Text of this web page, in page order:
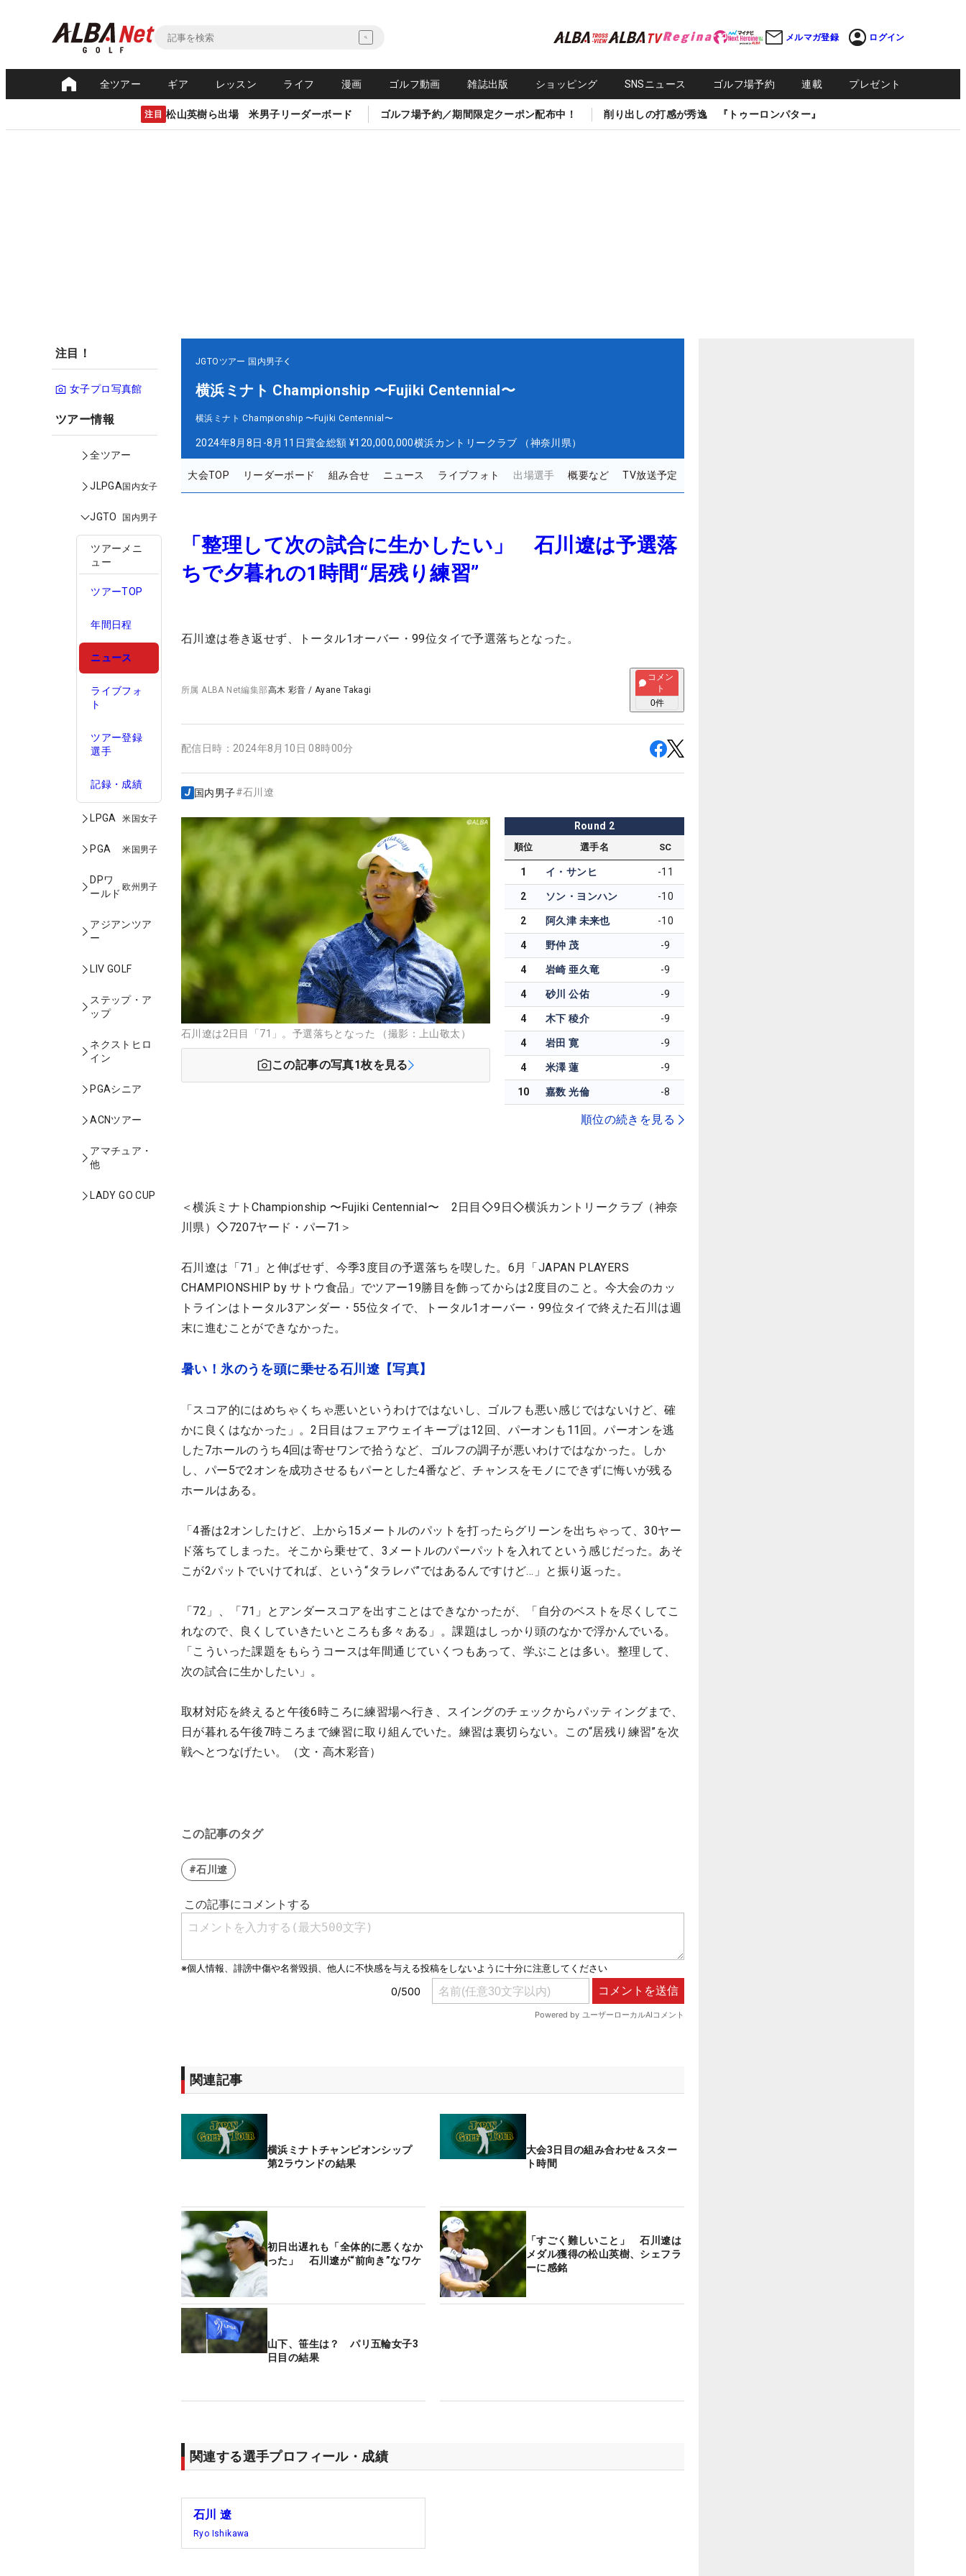
メルマガ登録 ログイン
全ツアー ギア レッスン ライフ 漫画 ゴルフ動画 雑誌出版 ショッピング SNSニュース ゴルフ場予約 連載 プレゼント
注目 松山英樹ら出場 米男子リーダーボード ゴルフ場予約／期間限定クーポン配布中！ 削り出しの打感が秀逸 『トゥーロンパター』
注目！
女子プロ写真館
ツアー情報
全ツアー
JLPGA国内女子
JGTO 国内男子
ツアーメニ
ュー
ツアーTOP
年間日程
ニュース
ライブフォ
ト
ツアー登録
選手
記録・成績
LPGA 米国女子
PGA 米国男子
DPワ
ールド
欧州男子
アジアンツア
ー
LIV GOLF
ステップ・ア
ップ
ネクストヒロ
イン
PGAシニア
ACNツアー
アマチュア・
他
LADY GO CUP
JGTOツアー 国内男子
横浜ミナト Championship 〜Fujiki Centennial〜
横浜ミナト Championship 〜Fujiki Centennial〜
2024年8月8日-8月11日賞金総額 ¥120,000,000横浜カントリークラブ （神奈川県）
大会TOP リーダーボード 組み合せ ニュース ライブフォト 出場選手 概要など TV放送予定
「整理して次の試合に生かしたい」 石川遼は予選落
ちで夕暮れの1時間“居残り練習”
石川遼は巻き返せず、トータル1オーバー・99位タイで予選落ちとなった。
所属ALBA Net編集部高木 彩音 / Ayane Takagi
コメン
ト
0件
配信日時： 2024年8月10日 08時00分
国内男子#石川遼
石川遼は2日目「71」。予選落ちとなった （撮影：上山敬太）
この記事の写真1枚を見る
Round 2
順位 選手名 SC
1 イ・サンヒ -11
2 ソン・ヨンハン -10
2 阿久津 未来也 -10
4 野仲 茂 -9
4 岩崎 亜久竜 -9
4 砂川 公佑 -9
4 木下 稜介 -9
4 岩田 寛 -9
4 米澤 蓮 -9
10 嘉数 光倫 -8
順位の続きを見る
＜横浜ミナトChampionship 〜Fujiki Centennial〜 2日目◇9日◇横浜カントリークラブ（神奈
川県）◇7207ヤード・パー71＞
石川遼は「71」と伸ばせず、今季3度目の予選落ちを喫した。6月「JAPAN PLAYERS
CHAMPIONSHIP by サトウ食品」でツアー19勝目を飾ってからは2度目のこと。今大会のカッ
トラインはトータル3アンダー・55位タイで、トータル1オーバー・99位タイで終えた石川は週
末に進むことができなかった。
暑い！氷のうを頭に乗せる石川遼【写真】
「スコア的にはめちゃくちゃ悪いというわけではないし、ゴルフも悪い感じではないけど、確
かに良くはなかった」。2日目はフェアウェイキープは12回、パーオンも11回。パーオンを逃
した7ホールのうち4回は寄せワンで拾うなど、ゴルフの調子が悪いわけではなかった。しか
し、パー5で2オンを成功させるもパーとした4番など、チャンスをモノにできずに悔いが残る
ホールはある。
「4番は2オンしたけど、上から15メートルのパットを打ったらグリーンを出ちゃって、30ヤー
ド落ちてしまった。そこから乗せて、3メートルのパーパットを入れてという感じだった。あそ
こが2パットでいけてれば、という“タラレバ”ではあるんですけど…」と振り返った。
「72」、「71」とアンダースコアを出すことはできなかったが、「自分のベストを尽くしてこ
れなので、良くしていきたいところも多々ある」。課題はしっかり頭のなかで浮かんでいる。
「こういった課題をもらうコースは年間通じていくつもあって、学ぶことは多い。整理して、
次の試合に生かしたい」。
取材対応を終えると午後6時ころに練習場へ行き、スイングのチェックからパッティングまで、
日が暮れる午後7時ころまで練習に取り組んでいた。練習は裏切らない。この“居残り練習”を次
戦へとつなげたい。（文・高木彩音）
この記事のタグ
#石川遼
関連記事
横浜ミナトチャンピオンシップ
第2ラウンドの結果
大会3日目の組み合わせ＆スター
ト時間
初日出遅れも「全体的に悪くなか
った」 石川遼が“前向き”なワケ
「すごく難しいこと」 石川遼は
メダル獲得の松山英樹、シェフラ
ーに感銘
山下、笹生は？ パリ五輪女子3
日目の結果
関連する選手プロフィール・成績
石川 遼
Ryo Ishikawa